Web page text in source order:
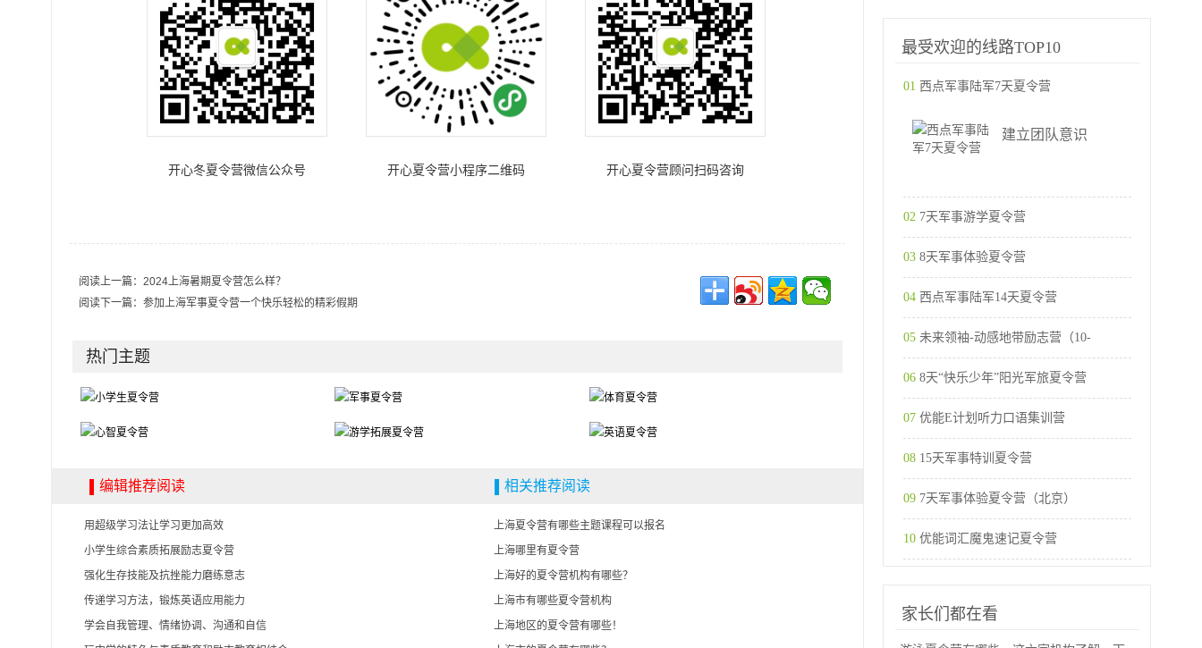
开心冬夏令营微信公众号 开心夏令营小程序二维码 开心夏令营顾问扫码咨询
阅读上一篇： 2024上海暑期夏令营怎么样？
阅读下一篇： 参加上海军事夏令营一个快乐轻松的精彩假期
热门主题
编辑推荐阅读
用超级学习法让学习更加高效
小学生综合素质拓展励志夏令营
强化生存技能及抗挫能力磨练意志
传递学习方法，锻炼英语应用能力
学会自我管理、情绪协调、沟通和自信
相关推荐阅读
上海夏令营有哪些主题课程可以报名
上海哪里有夏令营
上海好的夏令营机构有哪些？
上海市有哪些夏令营机构
上海地区的夏令营有哪些！
最受欢迎的线路TOP10
01 西点军事陆军7天夏令营
建立团队意识
02 7天军事游学夏令营
03 8天军事体验夏令营
04 西点军事陆军14天夏令营
05 未来领袖-动感地带励志营（10-
06 8天“快乐少年”阳光军旅夏令营
07 优能E计划听力口语集训营
08 15天军事特训夏令营
09 7天军事体验夏令营（北京）
10 优能词汇魔鬼速记夏令营
家长们都在看